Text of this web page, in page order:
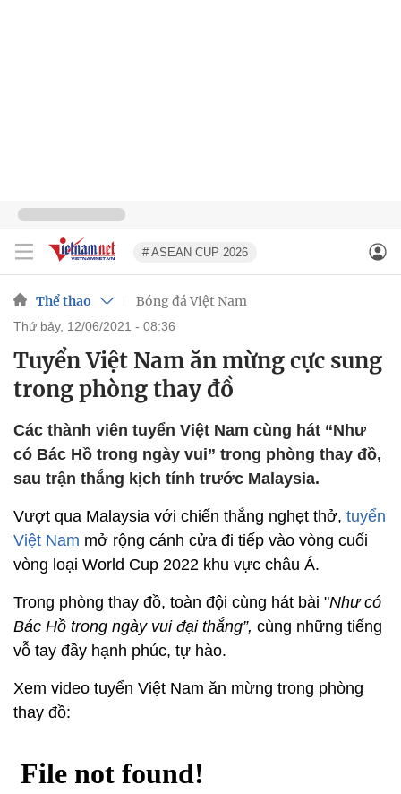
# ASEAN CUP 2026
Thể thao Bóng đá Việt Nam
thứ bảy, 12/06/2021 - 08:36
Tuyển Việt Nam ăn mừng cực sung
trong phòng thay đồ
Các thành viên tuyển Việt Nam cùng hát “Như
có Bác Hồ trong ngày vui” trong phòng thay đồ,
sau trận thắng kịch tính trước Malaysia.
Vượt qua Malaysia với chiến thắng nghẹt thở, tuyển
Việt Nam mở rộng cánh cửa đi tiếp vào vòng cuối
vòng loại World Cup 2022 khu vực châu Á.
Trong phòng thay đồ, toàn đội cùng hát bài "Như có
Bác Hồ trong ngày vui đại thắng”, cùng những tiếng
vỗ tay đầy hạnh phúc, tự hào.
Xem video tuyển Việt Nam ăn mừng trong phòng
thay đồ: